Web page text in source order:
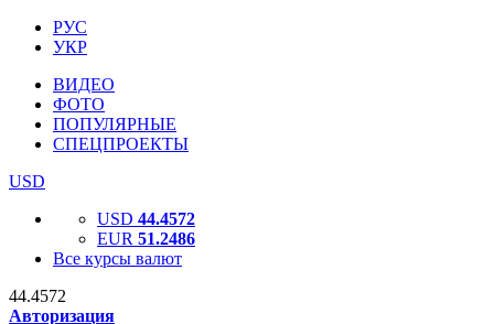
РУС
УКР
ВИДЕО
ФОТО
ПОПУЛЯРНЫЕ
СПЕЦПРОЕКТЫ
USD
USD 44.4572
EUR 51.2486
Все курсы валют
44.4572
Авторизация